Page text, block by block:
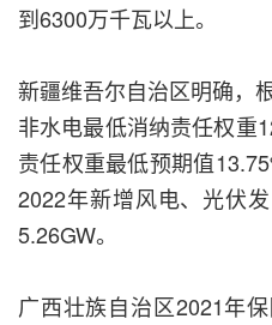
到6300万千瓦以上。
新疆维吾尔自治区明确，
非水电最低消纳责任权重
责任权重最低预期值
2022年新增风电、光伏
5.26GW。
广西壮族自治区2021年